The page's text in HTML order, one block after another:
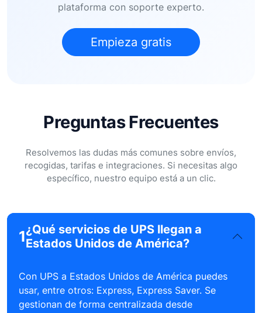
plataforma con soporte experto.
Empieza gratis
Preguntas Frecuentes
Resolvemos las dudas más comunes sobre envíos,
recogidas, tarifas e integraciones. Si necesitas algo
específico, nuestro equipo está a un clic.
1¿Qué servicios de UPS llegan a
Estados Unidos de América?
Con UPS a Estados Unidos de América puedes
usar, entre otros: Express, Express Saver. Se
gestionan de forma centralizada desde